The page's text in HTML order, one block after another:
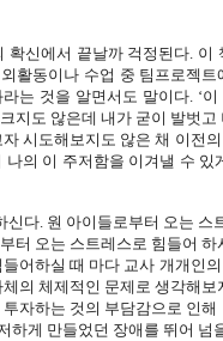
확신에서 끝날까 걱정된다. 이
활동이나 수업 중 팀프로젝
는 것을 알면서도 말이다. ‘
지도 않은데 내가 굳이 발벗고
자 시도해보지도 않은 채 이전
나의 이 주저함을 이겨낼 수
신다. 원 아이들로부터 오는 스
터 오는 스트레스로 힘들어
어하실 때 마다 교사 개개인
의 체제적인 문제로 생각해보
자하는 것의 부담감으로 인
하게 만들었던 장애를 뛰어 넘